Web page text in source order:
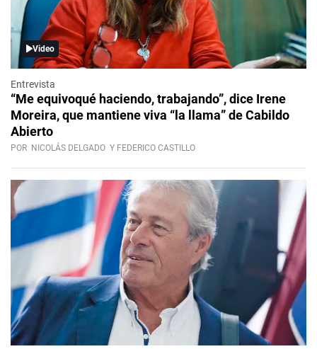
Video
Entrevista
“Me equivoqué haciendo, trabajando”, dice Irene
Moreira, que mantiene viva “la llama” de Cabildo
Abierto
POR NICOLÁS DELGADO Y FEDERICO CASTILLO